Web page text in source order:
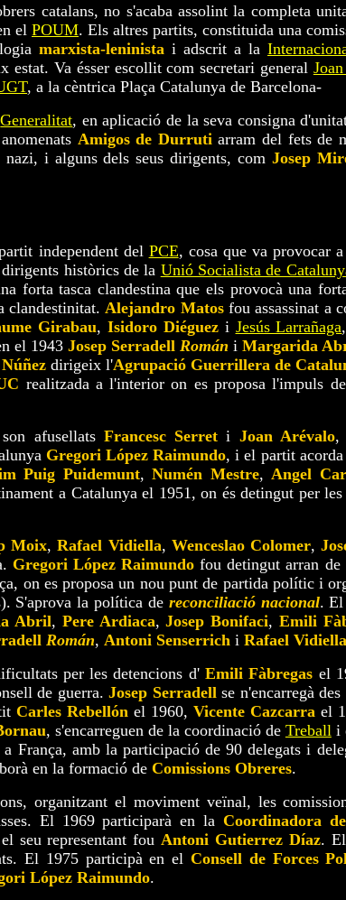
catalans, no s'acaba assolint la completa
el POUM. Els altres partits, constituida una
marxista-leninista i adscrit a la
estat. Va ésser escollit com secretari general
, a la cèntrica Plaça Catalunya de Barcelona-
Generalitat, en aplicació de la seva consigna
Amigos de Durruti arram del fets de
nazi, i alguns dels seus dirigents, comJosep
independent del PCE, cosa que va provocar
històrics de la Unió Socialista de
forta tasca clandestina que els provocà una
clandestinitat. Alejandro Matosfou assassinat a
Girabau, Isidoro Diéguezi Jesús Larrañaga
el 1943 Josep Serradell Román i Margarida
dirigeix l'Agrupació Guerrillera de
realitzada a l'interior on es proposa l'impuls
afusellats Francesc Serret i Joan Arévalo,
Gregori López Raimundo, i el partit
Puig Puidemunt, Numén Mestre, Angel
a Catalunya el 1951, on és detingut per
Moix,Rafael Vidiella, Wenceslao Colomer,
Gregori López Raimundo fou detingut arran
on es proposa un nou punt de partida polític i
S'aprova la política de reconciliació nacional. El
Abril, Pere Ardiaca,Josep Bonifaci, Emili
Román, Antoni Senserrich i Rafael Vidiella
per les detencions d' Emili Fàbregas el
de guerra.Josep Serradell se n'encarregà
Carles Rebellón el 1960, Vicente Cazcarra el
, s'encarreguen de la coordinació de Treball i
a França, amb la participació de 90 delegats i
en la formació de Comissions Obreres.
organitzant el moviment veïnal, les
El 1969 participarà en laCoordinadora
seu representant fou Antoni Gutierrez Díaz.
El 1975 participà en elConsell de Forces
López Raimundo.